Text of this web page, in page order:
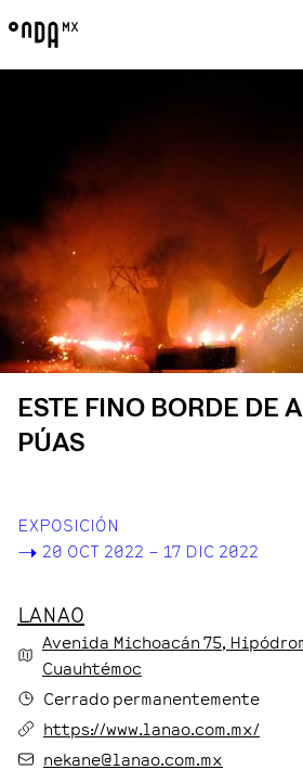
ESTE FINO BORDE DE
PÚAS
EXPOSICIÓN
-> 20 OCT 2022 – 17 DIC 2022
LANAO
Avenida Michoacán 75,
Cuauhtémoc
Cerrado permanentemente
https://www.lanao.com.mx/
nekane@lanao.com.mx